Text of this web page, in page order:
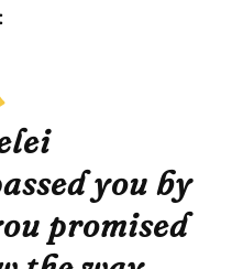
you by
promised